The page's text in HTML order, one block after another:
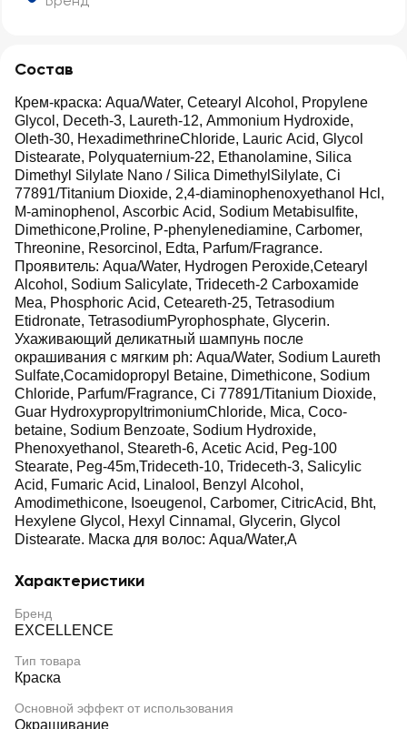
Состав
Крем-краска: Aqua/Water, Cetearyl Alcohol, Propylene
Glycol, Deceth-3, Laureth-12, Ammonium Hydroxide,
Oleth-30, HexadimethrineChloride, Lauric Acid, Glycol
Distearate, Polyquaternium-22, Ethanolamine, Silica
Dimethyl Silylate Nano / Silica DimethylSilylate, Ci
77891/Titanium Dioxide, 2,4-diaminophenoxyethanol Hcl,
M-aminophenol, Ascorbic Acid, Sodium Metabisulfite,
Dimethicone,Proline, P-phenylenediamine, Carbomer,
Threonine, Resorcinol, Edta, Parfum/Fragrance.
Проявитель: Aqua/Water, Hydrogen Peroxide,Cetearyl
Alcohol, Sodium Salicylate, Trideceth-2 Carboxamide
Mea, Phosphoric Acid, Ceteareth-25, Tetrasodium
Etidronate, TetrasodiumPyrophosphate, Glycerin.
Ухаживающий деликатный шампунь после
окрашивания с мягким ph: Aqua/Water, Sodium Laureth
Sulfate,Cocamidopropyl Betaine, Dimethicone, Sodium
Chloride, Parfum/Fragrance, Ci 77891/Titanium Dioxide,
Guar HydroxypropyltrimoniumChloride, Mica, Coco-
betaine, Sodium Benzoate, Sodium Hydroxide,
Phenoxyethanol, Steareth-6, Acetic Acid, Peg-100
Stearate, Peg-45m,Trideceth-10, Trideceth-3, Salicylic
Acid, Fumaric Acid, Linalool, Benzyl Alcohol,
Amodimethicone, Isoeugenol, Carbomer, CitricAcid, Bht,
Hexylene Glycol, Hexyl Cinnamal, Glycerin, Glycol
Distearate. Маска для волос: Aqua/Water,A
Характеристики
Бренд
EXCELLENCE
Тип товара
Краска
Основной эффект от использования
Окрашивание